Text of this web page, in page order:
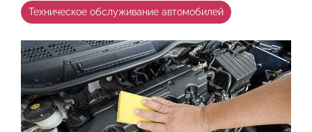
Техническое обслуживание автомобилей